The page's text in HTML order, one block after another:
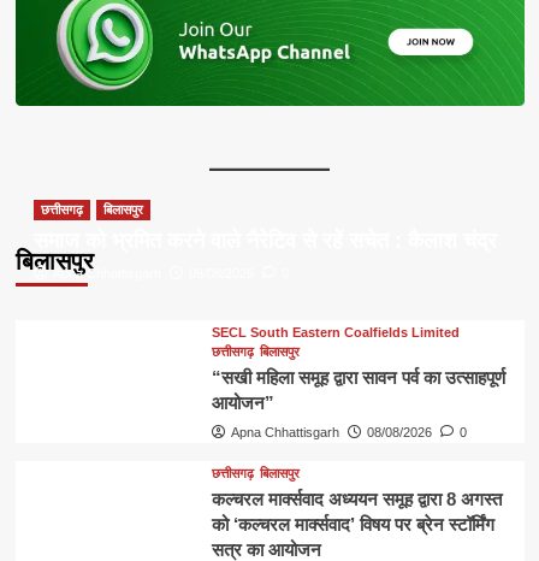
बिलासपुर
छत्तीसगढ़ बिलासपुर
Apna Chhattisgarh
SECL South Eastern Coalfields Limited
छत्तीसगढ़ बिलासपुर
“सखी महिला समूह द्वारा सावन पर्व का उत्साहपूर्ण
आयोजन”
Apna Chhattisgarh 08/08/2026 0
छत्तीसगढ़ बिलासपुर
कल्चरल मार्क्सवाद अध्ययन समूह द्वारा 8 अगस्त
को ‘कल्चरल मार्क्सवाद’ विषय पर ब्रेन स्टॉर्मिंग
सत्र का आयोजन